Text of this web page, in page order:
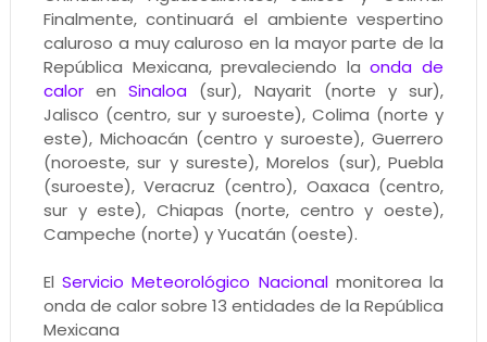
Finalmente, continuará el ambiente vespertino
caluroso a muy caluroso en la mayor parte de la
República Mexicana, prevaleciendo laonda de
calorenSinaloa (sur), Nayarit (norte y sur),
Jalisco (centro, sur y suroeste), Colima (norte y
este), Michoacán (centro y suroeste), Guerrero
(noroeste, sur y sureste), Morelos (sur), Puebla
(suroeste), Veracruz (centro), Oaxaca (centro,
sur y este), Chiapas (norte, centro y oeste),
Campeche (norte) y Yucatán (oeste).
ElServicio Meteorológico Nacionalmonitorea la
onda de calor sobre 13 entidades de la República
Mexicana